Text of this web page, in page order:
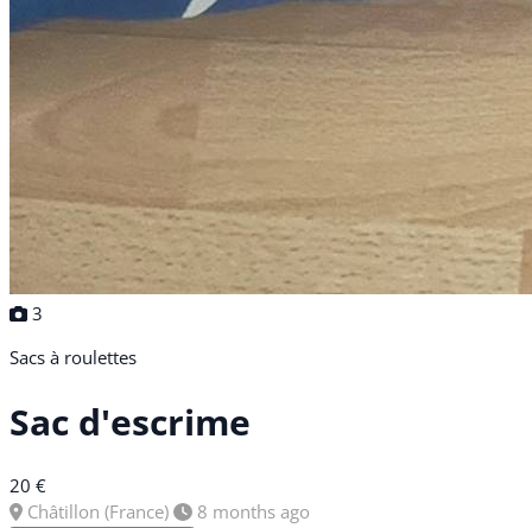
3
Sacs à roulettes
Sac d'escrime
20 €
Châtillon (France)
8 months ago